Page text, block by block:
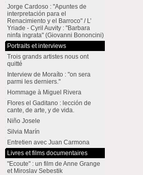
Jorge Cardoso : "Apuntes de
interpretación para el
Renacimiento y el Barroco" / L’
Yriade - Cyril Auvity : "Barbara
ninfa ingrata" (Giovanni Bononcini)
Portraits et interviews
Trois grands artistes nous ont
quitté
Interview de Moraíto : "on sera
parmi les derniers."
Hommage à Miguel Rivera
Flores el Gaditano : lección de
cante, de arte, y de vida.
Niño Josele
Silvia Marín
Entretien avec Juan Carmona
Livres et films documentaires
"Ecoute" : un film de Anne Grange
et Miroslav Sebestik